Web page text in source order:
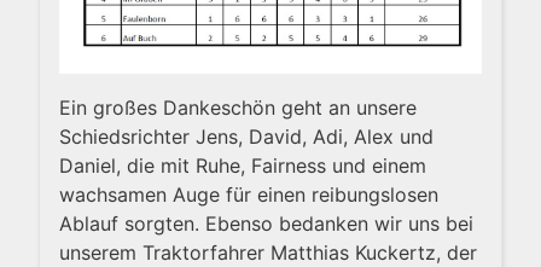
Ein großes Dankeschön geht an unsere
Schiedsrichter Jens, David, Adi, Alex und
Daniel, die mit Ruhe, Fairness und einem
wachsamen Auge für einen reibungslosen
Ablauf sorgten. Ebenso bedanken wir uns bei
unserem Traktorfahrer Matthias Kuckertz, der